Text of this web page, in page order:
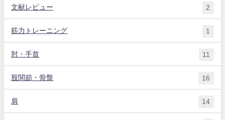
文献レビュー 2
筋力トレーニング 1
肘・手首 11
股関節・骨盤 16
肩 14